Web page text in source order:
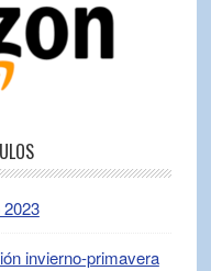
invierno-primavera